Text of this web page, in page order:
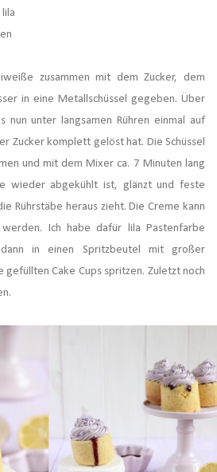
zusammen mit dem Zucker, dem
in eine Metallschüssel gegeben. Über
nun unter langsamen Rühren einmal auf
Zucker komplett gelöst hat. Die Schüssel
und mit dem Mixer ca. 7 Minuten lang
wieder abgekühlt ist, glänzt und feste
Rührstäbe heraus zieht. Die Creme kann
Ich habe dafür lila Pastenfarbe
in einen Spritzbeutel mit großer
Cake Cups spritzen. Zuletzt noch